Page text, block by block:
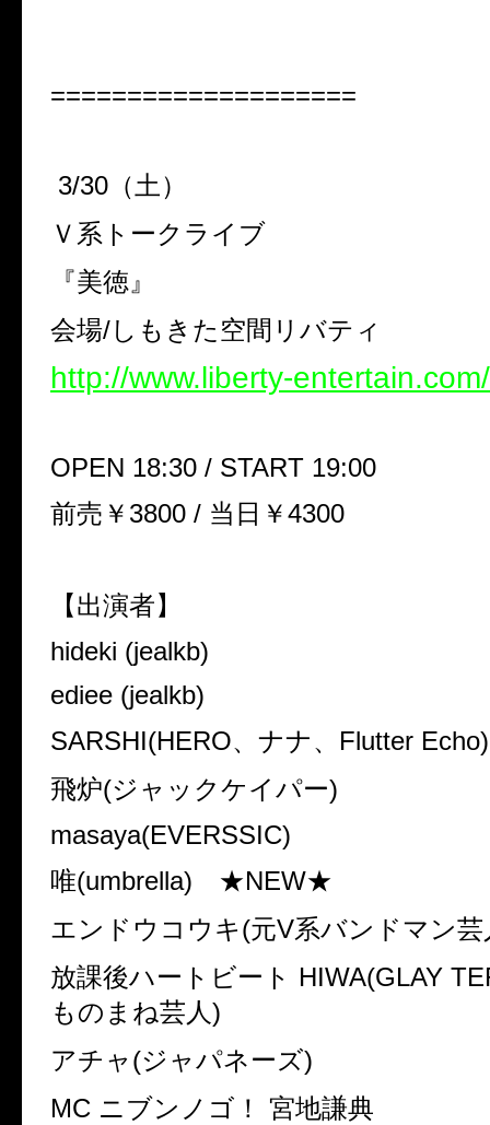
====================
3/30（土）
Ｖ系トークライブ
『美徳』
会場/しもきた空間リバティ
http://www.liberty-
OPEN 18:30 / START 19:00
前売￥3800 / 当日￥4300
【出演者】
hideki (jealkb)
ediee (jealkb)
SARSHI(HERO、ナナ、Flutter Echo)
飛炉(ジャックケイパー)
masaya(EVERSSIC)
唯(umbrella) ★NEW★
エンドウコウキ(元V系バンドマン芸
放課後ハートビート HIWA(GLAY
ものまね芸人)
アチャ(ジャパネーズ)
MC ニブンノゴ！ 宮地謙典